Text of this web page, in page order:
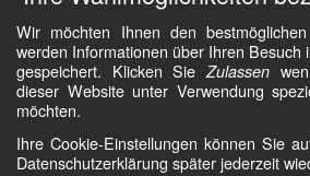
Wir möchten Ihnen den
werden Informationen über Ihren Besuch
gespeichert. Klicken SieZulassen
dieser Website unter Verwendung
möchten.
Ihre Cookie-Einstellungen können Sie
Datenschutzerklärung später jederzeit